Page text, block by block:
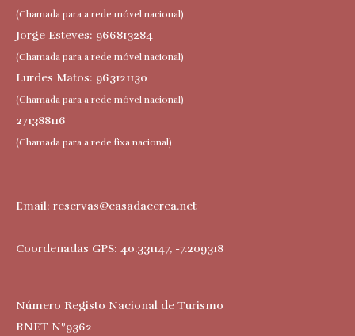
(Chamada para a rede móvel nacional)
Jorge Esteves: 966813284
(Chamada para a rede móvel nacional)
Lurdes Matos: 963121130
(Chamada para a rede móvel nacional)
271388116
(Chamada para a rede fixa nacional)
Email: reservas@casadacerca.net
Coordenadas GPS: 40.331147, -7.209318
Número Registo Nacional de Turismo
RNET Nº9362